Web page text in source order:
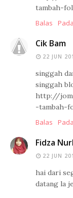
tambah-
Balas
Cik Bam
22 JUN
singgah
singgah
http://
-tambah-
Balas
Fidza
22 JUN
hai dari
datang la